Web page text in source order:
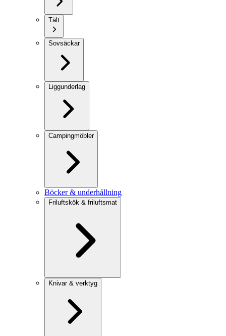
Tält
Sovsäckar
Liggunderlag
Campingmöbler
Böcker & underhållning
Friluftskök & friluftsmat
Knivar & verktyg